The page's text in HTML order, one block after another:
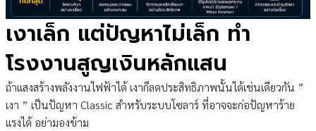
เงาเล็ก แต่ปัญหาไม่เล็ก ทำ
โรงงานสูญเงินหลักแสน
ถ้าแสงสร้างพลังงานไฟฟ้าได้ เงาก็ลดประสิทธิภาพนั้นได้เช่นเดียวกัน ”
เงา ” เป็นปัญหา Classic สำหรับระบบโซลาร์ ที่อาจจะก่อปัญหาร้าย
แรงได้ อย่ามองข้าม